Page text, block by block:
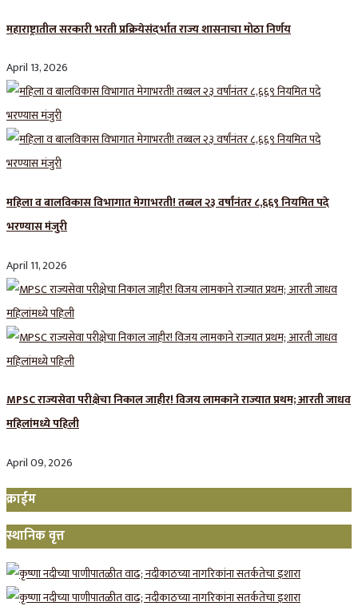
महाराष्ट्रातील सरकारी भरती प्रक्रियेसंदर्भात राज्य शासनाचा मोठा निर्णय
April 13, 2026
महिला व बालविकास विभागात मेगाभरती! तब्बल २३ वर्षांनंतर ८,६६९ नियमित पदे
भरण्यास मंजुरी
April 11, 2026
MPSC राज्यसेवा परीक्षेचा निकाल जाहीर! विजय लामकाने राज्यात प्रथम; आरती जाधव
महिलांमध्ये पहिली
April 09, 2026
क्राईम
स्थानिक वृत्त